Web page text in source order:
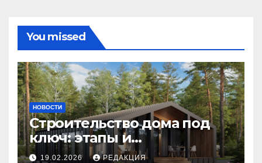
You missed
НОВОСТИ
Строительство дома под
ключ: этапы и
планирование бюджета
19.02.2026 РЕДАКЦИЯ